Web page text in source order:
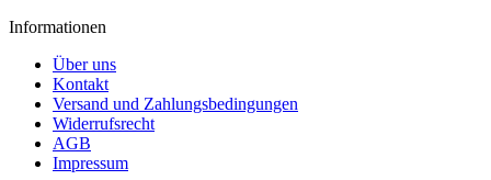
Informationen
Über uns
Kontakt
Versand und Zahlungsbedingungen
Widerrufsrecht
AGB
Impressum